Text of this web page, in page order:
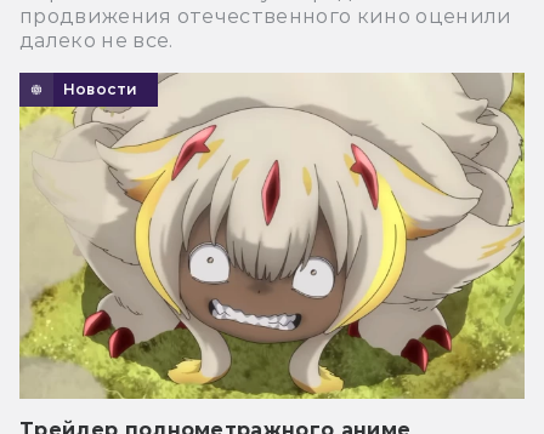
продвижения отечественного кино оценили
далеко не все.
Новости
Трейлер полнометражного аниме